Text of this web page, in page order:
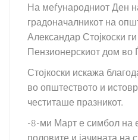
На меѓународниот Ден
градоначалникот на
Александар Стојкоски
Пензионерскиот дом во
Стојкоски искажа
во општеството и
честиташе празникот.
-8-ми Март е симбол на